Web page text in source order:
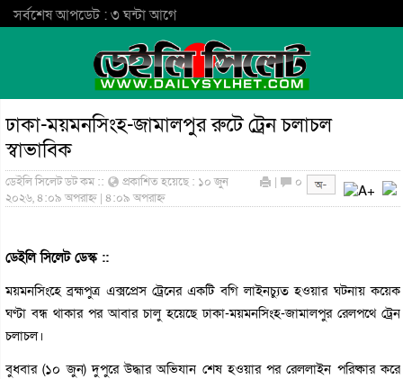
সর্বশেষ আপডেট : ৩ ঘন্টা আগে
ঢাকা-ময়মনসিংহ-জামালপুর রুটে ট্রেন চলাচল
স্বাভাবিক
ডেইলি সিলেট ডট কম ::
প্রকাশিত হয়েছে : ১০ জুন
২০২৬, ৪:০৯ অপরাহ্ন | ৪:০৯ অপরাহ্ন
| ০
ডেইলি সিলেট ডেস্ক ::
ময়মনসিংহে ব্রহ্মপুত্র এক্সপ্রেস ট্রেনের একটি বগি লাইনচ্যুত হওয়ার ঘটনায় কয়েক
ঘণ্টা বন্ধ থাকার পর আবার চালু হয়েছে ঢাকা-ময়মনসিংহ-জামালপুর রেলপথে ট্রেন
চলাচল।
বুধবার (১০ জুন) দুপুরে উদ্ধার অভিযান শেষ হওয়ার পর রেললাইন পরিষ্কার করে